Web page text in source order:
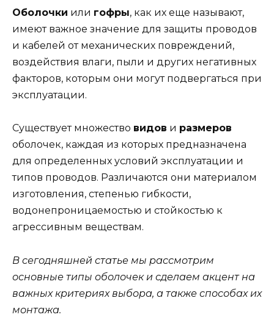
Оболочки или гофры, как их еще называют,
имеют важное значение для защиты проводов
и кабелей от механических повреждений,
воздействия влаги, пыли и других негативных
факторов, которым они могут подвергаться при
эксплуатации.
Существует множество видов и размеров
оболочек, каждая из которых предназначена
для определенных условий эксплуатации и
типов проводов. Различаются они материалом
изготовления, степенью гибкости,
водонепроницаемостью и стойкостью к
агрессивным веществам.
В сегодняшней статье мы рассмотрим
основные типы оболочек и сделаем акцент на
важных критериях выбора, а также способах их
монтажа.